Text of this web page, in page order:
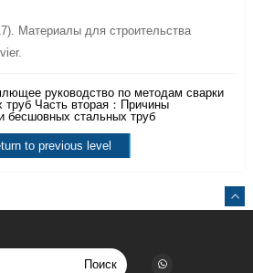
Материалы для строительства
руководство по методам сварки
труб Часть вторая： Причины
бесшовных стальных труб
to previous level
Поиск